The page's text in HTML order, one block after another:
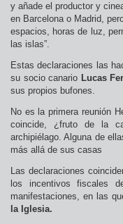
y añade el productor y
en Barcelona o Madrid,
espacios, horas de luz,
las islas”.
Estas declaraciones las
su socio canario Lucas
sus propios bufones.
No es la primera reunión
coincide, ¿fruto de la
archipiélago. Alguna de
más allá de sus casas
Las declaraciones
los incentivos fiscales
manifestaciones, en las
la Iglesia.